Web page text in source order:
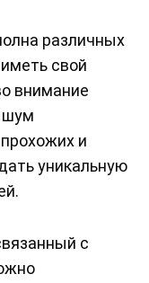
различных
свой
внимание
шум
и
уникальную
с